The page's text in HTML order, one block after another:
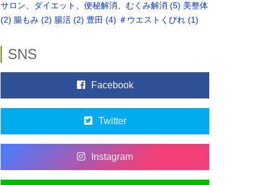
サロン、ダイエット、便秘解消、むくみ解消 (5) 美整体
(2) 腸もみ (2) 腸活 (2) 豊田 (4) ＃ウエストくびれ (1)
SNS
Facebook
Twitter
Instagram